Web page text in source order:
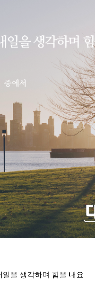
을 생각하며 힘을 내요